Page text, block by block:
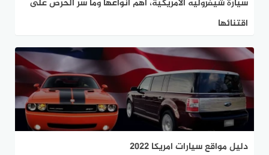
سيارة شيفروليه الأمريكية، أهم أنواعها وما سر الحرص على
اقتنائها
دليل مواقع سيارات امريكا 2022